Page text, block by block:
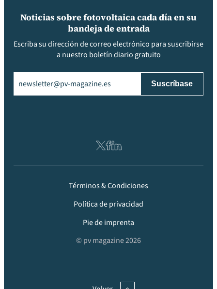
Noticias sobre fotovoltaica cada día en su
bandeja de entrada
Escriba su dirección de correo electrónico para suscribirse
a nuestro boletín diario gratuito
Términos & Condiciones
Política de privacidad
Pie de imprenta
© pv magazine 2026